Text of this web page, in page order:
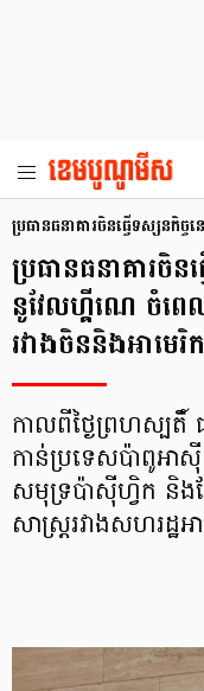
ប្រធានធនាគារចិនធ្វើទស្សនកិ
ប្រធានធនាគារចិ
នូវែលហ្គីណេ ចំពេ
រវាងចិននិងអាមេរិក
កាលពីថ្ងៃព្រហស្បតិ៍
កាន់ប្រទេសប៉ាពូអា
សមុទ្រប៉ាស៊ីហ្វិក និងដ
សាស្ត្ររវាងសហរដ្ឋ